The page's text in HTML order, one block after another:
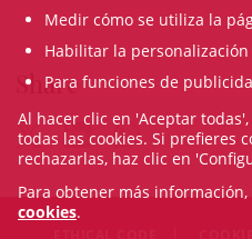
Share
Medir cómo se utiliza la
Habilitar la
Para funciones de
Al hacer clic en 'Aceptar
todas las cookies. Si prefieres
rechazarlas, haz clic en
Para obtener más
cookies.